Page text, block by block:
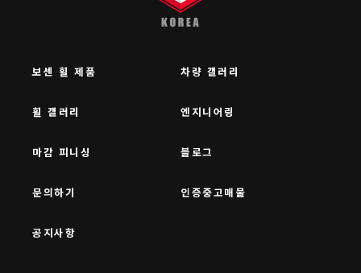
보센 휠 제품 차량 갤러리
휠 갤러리 엔지니어링
마감 피니싱 블로그
문의하기 인증중고매물
공지사항